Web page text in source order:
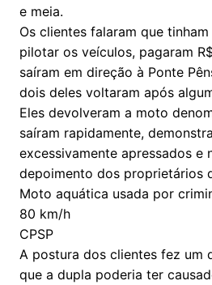
e meia.
Os clientes falaram que
pilotar os veículos, pagaram
saíram em direção à Ponte
dois deles voltaram após
Eles devolveram a moto
saíram rapidamente,
excessivamente apressados e
depoimento dos proprietários
Moto aquática usada por
80 km/h
CPSP
A postura dos clientes fez um
que a dupla poderia ter